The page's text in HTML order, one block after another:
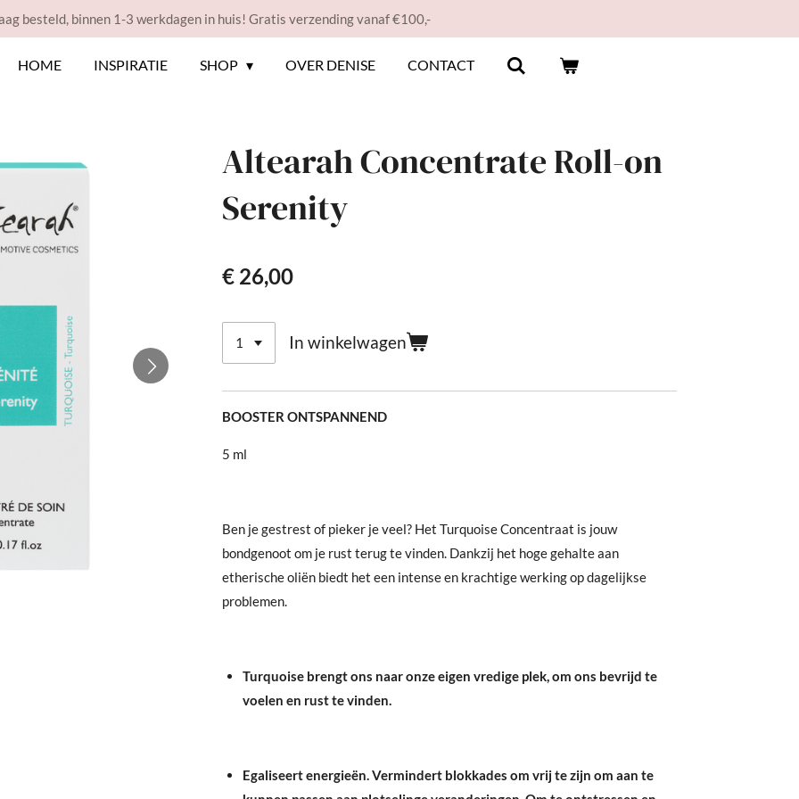
besteld, binnen 1-3 werkdagen in huis! Gratis verzending vanaf €100,-
HOME INSPIRATIE SHOP OVER DENISE CONTACT
Altearah Concentrate Roll-on
Serenity
€ 26,00
In winkelwagen
BOOSTER ONTSPANNEND
5 ml
Ben je gestrest of pieker je veel? Het Turquoise Concentraat is jouw
bondgenoot om je rust terug te vinden. Dankzij het hoge gehalte aan
etherische oliën biedt het een intense en krachtige werking op dagelijkse
problemen.
Turquoise brengt ons naar onze eigen vredige plek, om ons bevrijd te
voelen en rust te vinden.
Egaliseert energieën. Vermindert blokkades om vrij te zijn om aan te